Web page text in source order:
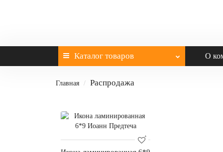
Каталог товаров О
Главная Распродажа